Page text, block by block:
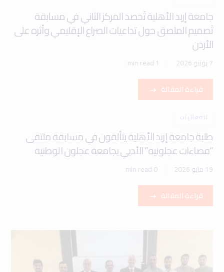
جامعة إربد الأهلية تَحصد المركز الثاني في مسابقة
تَصميم الملصق حول تداعيات الصراع الإقليمي وأثره على
الأردن
7 يونيو 2026 1 min read
قراءة المقالة
الفعاليات
طلبة جامعة إربد الأهلية يتألقون في مسابقة ملتقى
“فضاءات عجلونية” الأدبي بجامعة عجلون الوطنية
19 مايو 2026 0 min read
قراءة المقالة